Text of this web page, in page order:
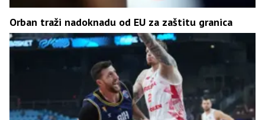
Orban traži nadoknadu od EU za zaštitu granica